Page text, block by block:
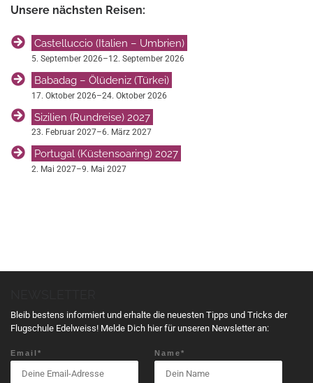
Unsere nächsten Reisen:
Castelluccio (Italien – Umbrien)
5. September 2026–12. September 2026
Babadag – Ölüdeniz (Türkei)
17. Oktober 2026–24. Oktober 2026
Sizilien (Rundreise) 2027
23. Februar 2027–6. März 2027
Portugal (Küstensoaring) 2027
2. Mai 2027–9. Mai 2027
Bleib bestens informiert und erhalte die neuesten Tipps und Tricks der
Flugschule Edelweiss! Melde Dich hier für unseren Newsletter an:
Email* Name*